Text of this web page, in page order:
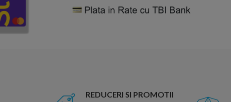
REDUCERI SI PROMOTII